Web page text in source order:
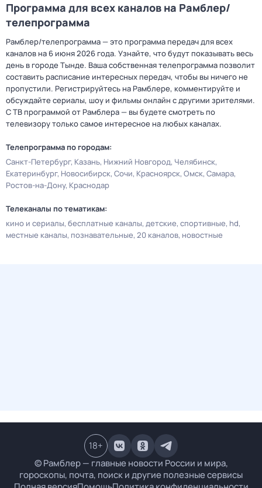
Программа для всех каналов на Рамблер/
телепрограмма
Рамблер/телепрограмма — это программа передач для всех
каналов на 6 июня 2026 года. Узнайте, что будут показывать весь
день в городе Тынде. Ваша собственная телепрограмма позволит
составить расписание интересных передач, чтобы вы ничего не
пропустили. Регистрируйтесь на Рамблере, комментируйте и
обсуждайте сериалы, шоу и фильмы онлайн с другими зрителями.
С ТВ программой от Рамблера — вы будете смотреть по
телевизору только самое интересное на любых каналах.
Телепрограмма по городам:
Санкт-Петербург Казань Нижний Новгород Челябинск
Екатеринбург Новосибирск Сочи Красноярск Омск Самара
Ростов-на-Дону Краснодар
Телеканалы по тематикам:
кино и сериалы бесплатные каналы детские спортивные hd
местные каналы познавательные 20 каналов новостные
© Рамблер — главные новости России и мира,
гороскопы, почта, поиск и другие полезные сервисы
18+